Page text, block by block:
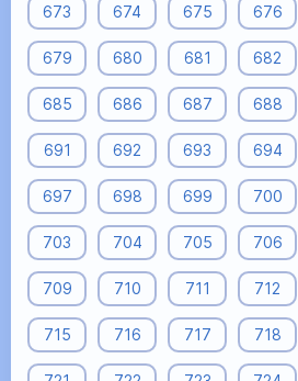
673 674 675 676
679 680 681 682
685 686 687 688
691 692 693 694
697 698 699 700
703 704 705 706
709 710 711 712
715 716 717 718